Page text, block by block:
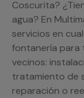
Coscurita?
agua? En
servicios en
fontanería para
vecinos:
tratamiento de
reparación o